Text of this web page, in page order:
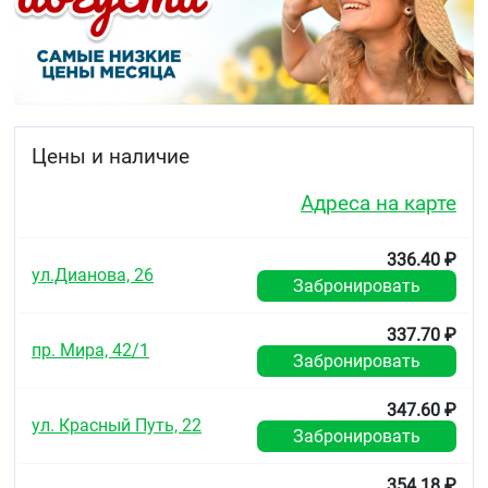
Биодоступность АСК составляет около 70 %, но эта
величина в значительной степени колеблется,
поскольку АСК подвергается пресистемному
гидролизу (слизистая желудочно-кишечного
на биодоступность ацетилсалициловой кислоты.
Первичная профилактика сердечно-
сосудистых заболеваний, таких как тромбоз и
наличии факторов риска (например, сахарный
диабет, гиперлипидемия, артериальная
гипертензия, ожирение, курение, пожилой
миокарда и тромбоза кровеносных сосудов.
Профилактика тромбоэмболии после
хирургических вмешательств на сосудах
(аортокоронарное шунтирование, чрескожная
Цены и наличие
Адреса на карте
ул.Дианова, 26
336.40 ₽
Забронировать
пр. Мира, 42/1
337.70 ₽
Забронировать
ул. Красный Путь, 22
347.60 ₽
Забронировать